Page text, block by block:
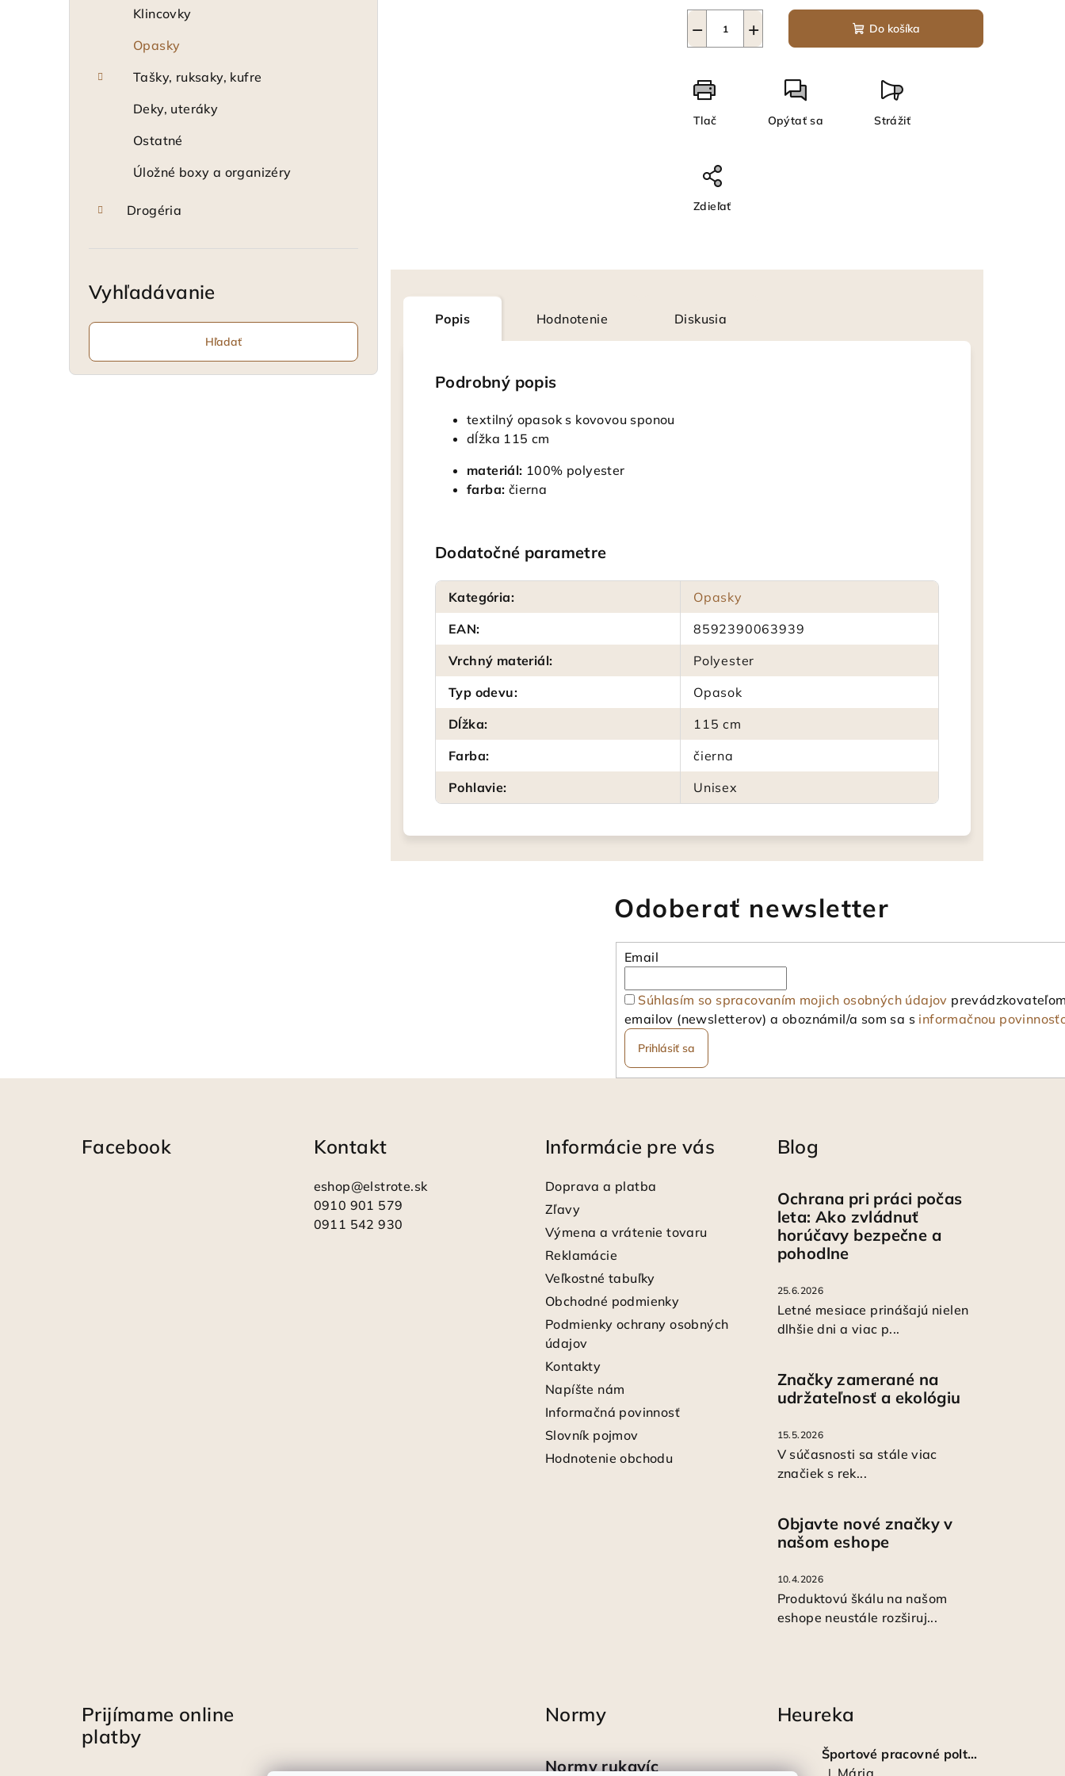
Klincovky
Opasky
Tašky, ruksaky, kufre
Deky, uteráky
Ostatné
Úložné boxy a organizéry
Drogéria
Vyhľadávanie
Hľadať
+
− Do košíka
Tlač Opýtať sa Strážiť
Zdieľať
Popis Hodnotenie Diskusia
Podrobný popis
textilný opasok s kovovou sponou
dĺžka 115 cm
materiál: 100% polyester
farba: čierna
Dodatočné parametre
Kategória:
Opasky
EAN:
8592390063939
Vrchný materiál:
Polyester
Typ odevu:
Opasok
Dĺžka:
115 cm
Farba:
čierna
Pohlavie: Unisex
Odoberať newsletter
Email
Súhlasím so spracovaním mojich osobných údajov
emailov (newsletterov) a oboznámil/a som sa s informačnou
Prihlásiť sa
Facebook Kontakt
eshop@elstrote.sk
0910 901 579
0911 542 930
Informácie pre vás
Doprava a platba
Zľavy
Výmena a vrátenie tovaru
Reklamácie
Veľkostné tabuľky
Obchodné podmienky
Podmienky ochrany osobných
údajov
Kontakty
Napíšte nám
Informačná povinnosť
Slovník pojmov
Hodnotenie obchodu
Blog
Ochrana pri práci počas
leta: Ako zvládnuť
horúčavy bezpečne a
pohodlne
25.6.2026
Letné mesiace prinášajú nielen
dlhšie dni a viac p...
Značky zamerané na
udržateľnosť a ekológiu
15.5.2026
V súčasnosti sa stále viac
značiek s rek...
Objavte nové značky v
našom eshope
10.4.2026
Produktovú škálu na našom
eshope neustále rozširuj...
Prijímame online
platby
Normy
Normy rukavíc
Heureka
Športové pracovné poltopánky PRESTIGE CLASSIC biele
| Mária